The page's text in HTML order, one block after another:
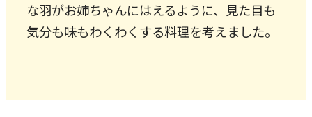
な羽がお姉ちゃんにはえるように、見た目も
気分も味もわくわくする料理を考えました。